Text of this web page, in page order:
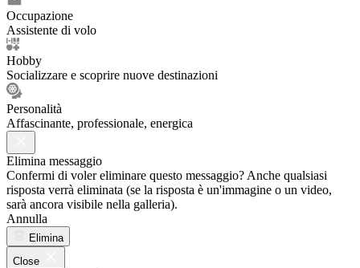
Occupazione
Assistente di volo
Hobby
Socializzare e scoprire nuove destinazioni
Personalità
Affascinante, professionale, energica
Elimina messaggio
Confermi di voler eliminare questo messaggio? Anche qualsiasi
risposta verrà eliminata (se la risposta è un'immagine o un video,
sarà ancora visibile nella galleria).
Annulla
Elimina
Close